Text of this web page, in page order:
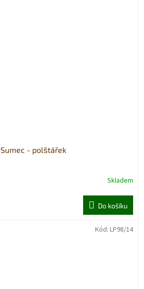
Sumec - polštářek
Skladem
Do košíku
Kód: LP98/14